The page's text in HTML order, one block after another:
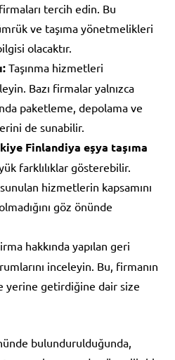
tercih edin. Bu
ve taşıma yönetmelikleri
olacaktır.
Taşınma hizmetleri
Bazı firmalar yalnızca
paketleme, depolama ve
de sunabilir.
Finlandiya eşya taşıma
farklılıklar gösterebilir.
hizmetlerin kapsamını
göz önünde
hakkında yapılan geri
inceleyin. Bu, firmanın
yerine getirdiğine dair size
bulundurulduğunda,